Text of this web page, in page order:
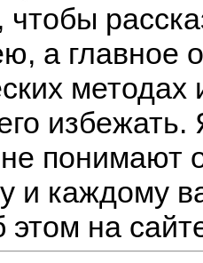
чтобы
а главное
его
понимают
и каждому
этом на